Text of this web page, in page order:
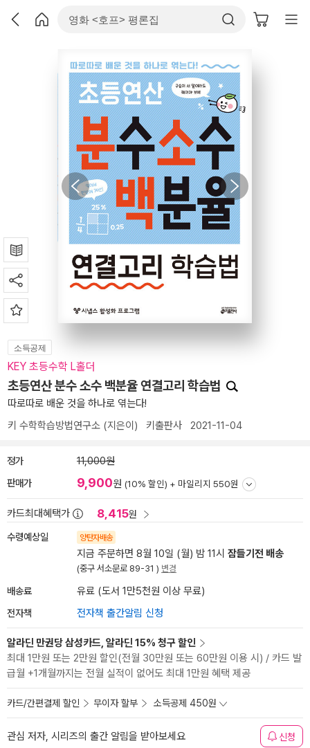
소득공제
KEY 초등수학 L홀더
초등연산 분수 소수 백분율 연결고리 학습법
따로따로 배운 것을 하나로 엮는다!
키 수학학습방법연구소 (지은이) 키출판사 2021-11-04
정가 11,000원
판매가 9,900원 (10% 할인) + 마일리지 550원
카드최대혜택가 8,415원
수령예상일 양탄자배송
지금 주문하면 8월 10일 (월) 밤 11시 잠들기전 배송
(중구 서소문로 89-31 ) 변경
배송료 유료 (도서 1만5천원 이상 무료)
전자책 전자책 출간알림 신청
알라딘 만권당 삼성카드, 알라딘 15% 청구 할인
최대 1만원 또는 2만원 할인(전월 30만원 또는 60만원 이용 시) / 카드 발
급월 +1개월까지는 전월 실적이 없어도 최대 1만원 혜택 제공
카드/간편결제 할인 무이자 할부 소득공제 450원
관심 저자, 시리즈의 출간 알림을 받아보세요 신청